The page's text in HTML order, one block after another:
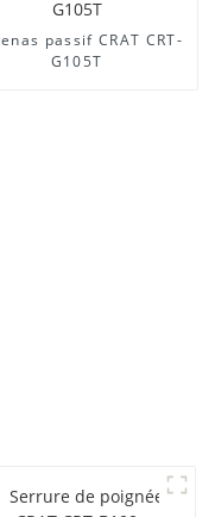
passif CRAT CRT-
G105T